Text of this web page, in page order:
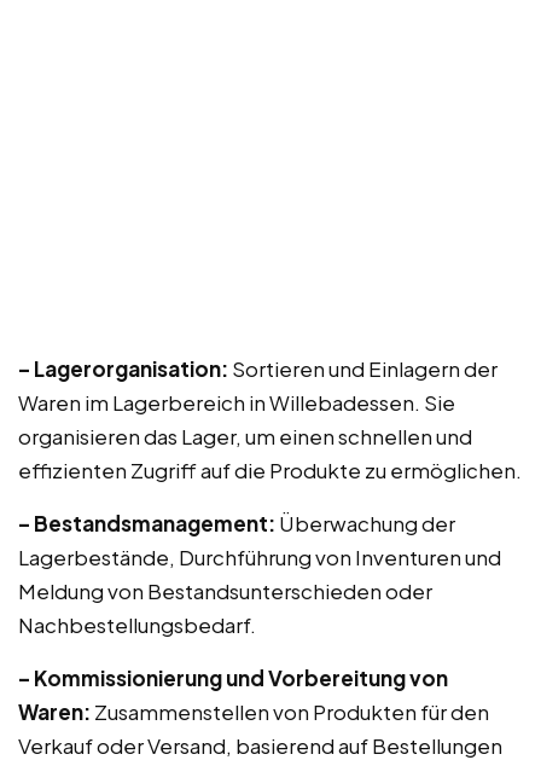
– Lagerorganisation: Sortieren und Einlagern der
Waren im Lagerbereich in Willebadessen. Sie
organisieren das Lager, um einen schnellen und
effizienten Zugriff auf die Produkte zu ermöglichen.
– Bestandsmanagement: Überwachung der
Lagerbestände, Durchführung von Inventuren und
Meldung von Bestandsunterschieden oder
Nachbestellungsbedarf.
– Kommissionierung und Vorbereitung von
Waren: Zusammenstellen von Produkten für den
Verkauf oder Versand, basierend auf Bestellungen